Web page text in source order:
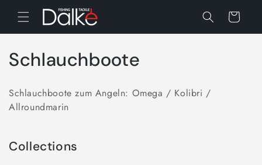
zum
Inhalt
Warenkorb
K
t
g
Schlauchboote
Schlauchboote zum Angeln: Omega / Kolibri /
Allroundmarin
Collections